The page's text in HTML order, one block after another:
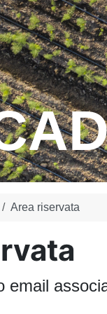
Area riservata
email